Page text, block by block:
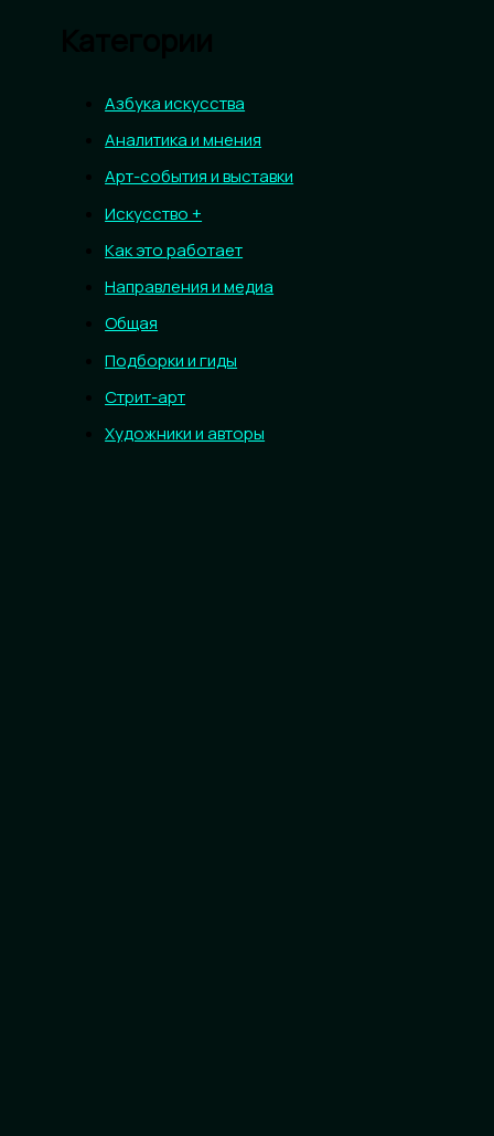
Азбука искусства
Аналитика и мнения
Арт-события и выставки
Искусство +
Как это работает
Направления и медиа
Общая
Подборки и гиды
Стрит-арт
Художники и авторы